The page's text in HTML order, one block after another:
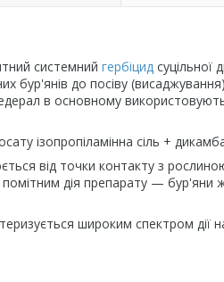
системний гербіцид
бур'янів до посіву
в основному
ізопропіламінна сіль +
від точки контакту з
дія препарату —
широким спектром дії